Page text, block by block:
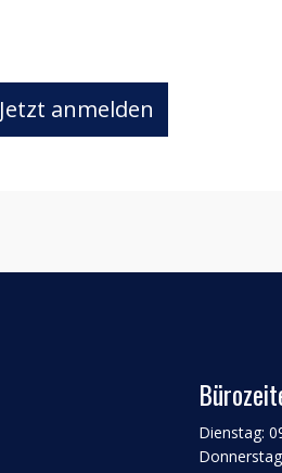
Jetzt anmelden
Dienstag: